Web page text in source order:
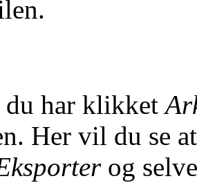
du har klikket
Her vil du se
og